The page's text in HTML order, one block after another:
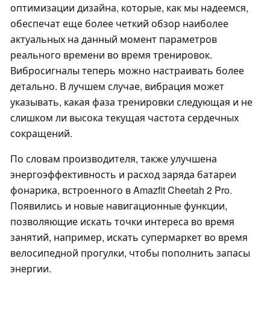
оптимизации дизайна, которые, как мы надеемся,
обеспечат еще более четкий обзор наиболее
актуальных на данный момент параметров
реального времени во время тренировок.
Вибросигналы теперь можно настраивать более
детально. В лучшем случае, вибрация может
указывать, какая фаза тренировки следующая и не
слишком ли высока текущая частота сердечных
сокращений.
По словам производителя, также улучшена
энергоэффективность и расход заряда батареи
фонарика, встроенного в Amazfit Cheetah 2 Pro.
Появились и новые навигационные функции,
позволяющие искать точки интереса во время
занятий, например, искать супермаркет во время
велосипедной прогулки, чтобы пополнить запасы
энергии.